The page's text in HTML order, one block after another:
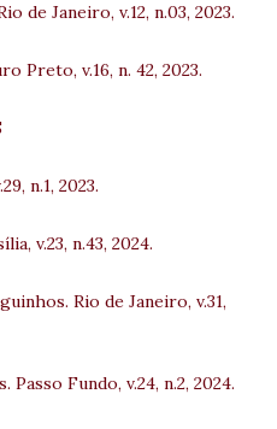
de Janeiro, v.12, n.03, 2023.
Preto, v.16, n. 42, 2023.
n.1, 2023.
v.23, n.43, 2024.
Rio de Janeiro, v.31,
Fundo, v.24, n.2, 2024.